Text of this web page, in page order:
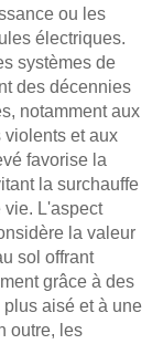
ou les
électriques.
systèmes de
des décennies
notamment aux
violents et aux
favorise la
la surchauffe
vie. L'aspect
la valeur
sol offrant
grâce à des
aisé et à une
outre, les